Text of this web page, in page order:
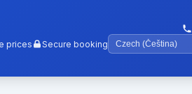
prices Secure booking